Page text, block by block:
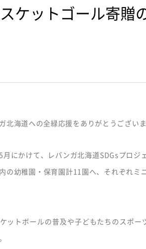
ケットゴール寄
北海道への全緑応援をありがとうございま
にかけて、レバンガ北海道SDGsプロジ
の幼稚園・保育園計11園へ、それぞれ
ットボールの普及や子どもたちのスポ